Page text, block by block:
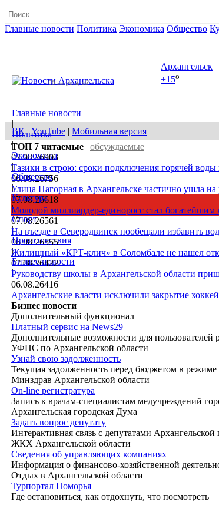
Главные новости Политика Экономика Общество
08 августа, сб
Архангельск
+15o
Главные новости
|
Политика
|
Экономика
|
Общество
|
Культура
|
Спорт
|
Происшествия
|
Бизнес новости
|
ВК|YouTube | Мобильная версия
ТОП 7 читаемые | обсуждаемые
07.08.26903
Тазики в строю: сроки подключения горячей воды
06.08.26756
Улица Нагорная в Архангельске частично ушла на
07.08.26618
Молодой миллиардер-единоросс стал
07.08.26561
На въезде в Северодвинск пообещали избавить
06.08.26555
Жилищный «КРТ-клич» в Соломбале не нашел
07.08.26422
Руководству школы в Архангельской области
06.08.26416
Архангельские власти исключили закрытие
Бизнес новости
Дополнительный функционал
Платный сервис на News29
Дополнительные возможности для пользователей
УФНС по Архангельской области
Узнай свою задолженность
Текущая задолженность перед бюджетом в режиме
Минздрав Архангельской области
On-line регистратура
Запись к врачам-специалистам медучреждений
Архангельская городская Дума
Задать вопрос депутату
Интерактивная связь с депутатами
ЖКХ Архангельской области
Сведения об управляющих компаниях
Информация о финансово-хозяйственной
Отдых в Архангельской области
Турпортал Поморья
Где остановиться, как отдохнуть, что посмотреть